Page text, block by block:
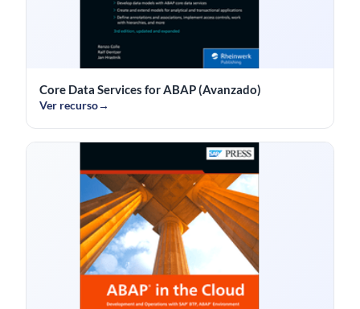
Core Data Services for ABAP (Avanzado)
Ver recurso→